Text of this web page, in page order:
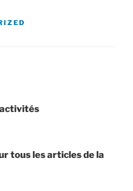
activités
tous les articles de la